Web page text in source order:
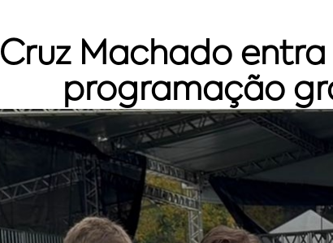
Cruz Machado entra
programação